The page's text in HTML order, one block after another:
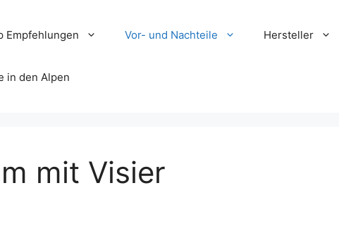
Empfehlungen Vor- und Nachteile Hersteller
in den Alpen
mit Visier